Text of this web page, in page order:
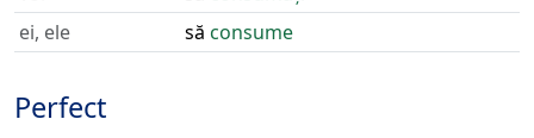
ei, ele
să consume
Perfect